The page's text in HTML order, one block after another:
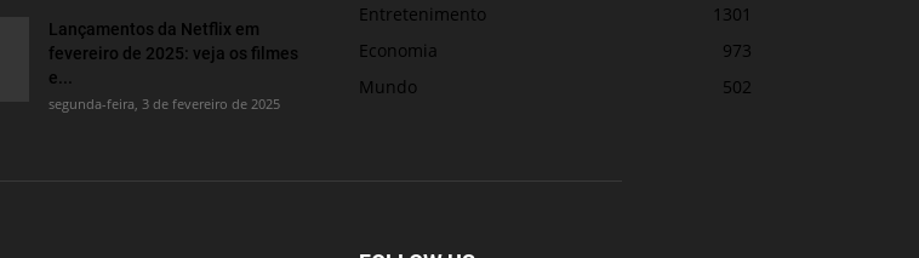
Lançamentos da Netflix em
fevereiro de 2025: veja os filmes
e...
segunda-feira, 3 de fevereiro de 2025
Entretenimento
1301
Economia
973
Mundo
502